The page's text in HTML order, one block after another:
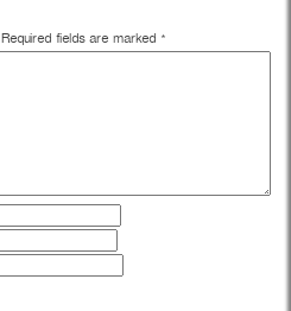
Required fields are marked *